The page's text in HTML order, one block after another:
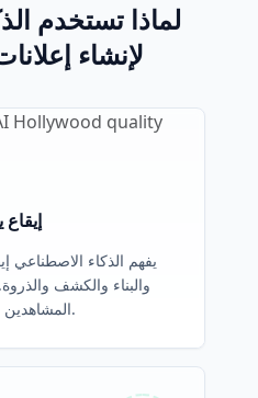
لماذا تستخدم
لإنشاء
إيقاع
يفهم الذكاء الاصطناعي
والبناء والكشف
المشاهدين منشدّين من الإطار الأول.